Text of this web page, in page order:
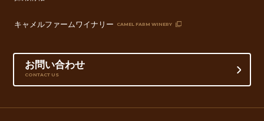
キャメルファームワイナリー CAMEL FARM WINERY
お問い合わせ
CONTACT US